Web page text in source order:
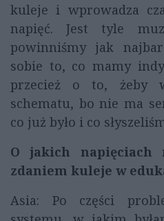
kuleje i wprowadza
napięć. Jest tyle
powinniśmy jak
sobie to, co mamy
przecież o to, żeby
schematu, bo nie ma
co już było i co
O jakich napięciach
zdaniem kuleje w
Asia: Po części